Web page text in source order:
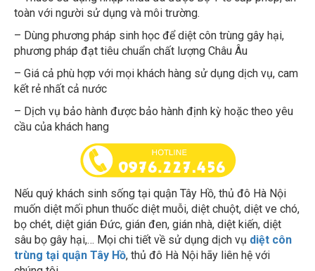
toàn với người sử dụng và môi trường.
– Dùng phương pháp sinh học để diệt côn trùng gây hại,
phương pháp đạt tiêu chuẩn chất lượng Châu Âu
– Giá cả phù hợp với mọi khách hàng sử dụng dịch vụ, cam
kết rẻ nhất cả nước
– Dịch vụ bảo hành được bảo hành định kỳ hoặc theo yêu
cầu của khách hang
Nếu quý khách sinh sống tại quận Tây Hồ, thủ đô Hà Nội
muốn diệt mối phun thuốc diệt muỗi, diệt chuột, diệt ve chó,
bọ chét, diệt gián Đức, gián đen, gián nhà, diệt kiến, diệt
sâu bọ gây hại,… Mọi chi tiết về sử dụng dịch vụ diệt côn
trùng tại quận Tây Hồ, thủ đô Hà Nội hãy liên hệ với
chúng tôi.